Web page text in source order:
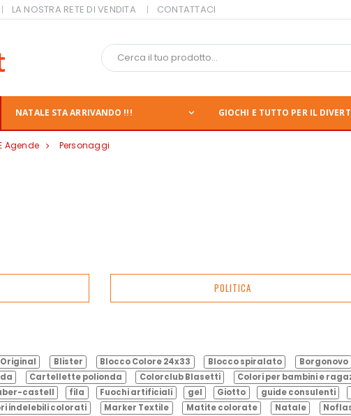
LA NOSTRA RETE DI VENDITA CONTATTACI
NATALE STA ARRIVANDO !!! GIOCHI E TUTTO PER IL
Agende Personaggi
POLITICA
Blister Blocco Colore 24x33 Blocco spiralato Borgonovo
Cartellette polionda Colorclub Blasetti Colori per bambini e
castell fila Fuochi artificiali gel Giotto guide consulenti
indelebili colorati Marker Textile Matite colorate Natale